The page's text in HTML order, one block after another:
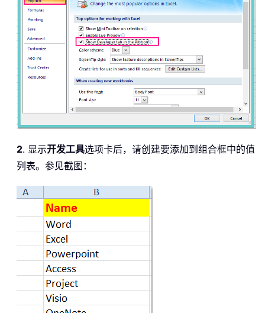
2. 显示开发工具选项卡后，请创建要添加到组合框中的值
列表。参见截图：